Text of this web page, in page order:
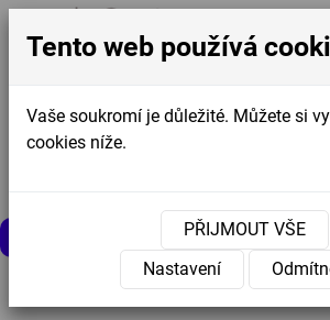
MENU
Úvodní stránka » Nabídka » Káva
Tento web používá
Vaše soukromí je důležité. Můžete si
cookies níže.
PŘIJMOUT VŠE
Nastavení